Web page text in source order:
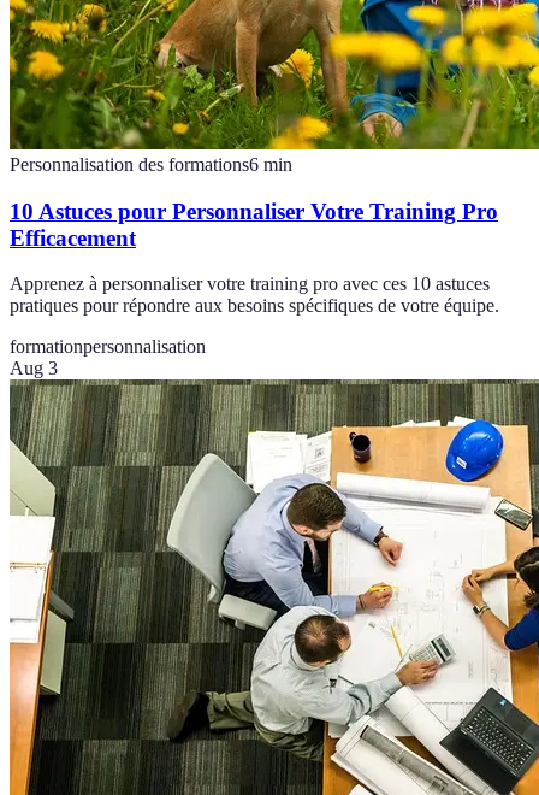
Personnalisation des formations6 min
10 Astuces pour Personnaliser Votre Training Pro
Efficacement
Apprenez à personnaliser votre training pro avec ces 10 astuces
pratiques pour répondre aux besoins spécifiques de votre équipe.
formationpersonnalisation
Aug 3